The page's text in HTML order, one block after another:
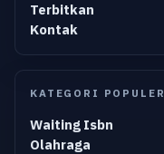
Terbitkan
Kontak
KATEGORI POPULER
Waiting Isbn
Olahraga